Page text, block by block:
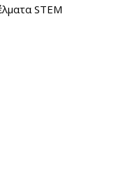
STEM